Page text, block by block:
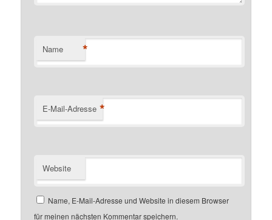
Name *
E-Mail-Adresse *
Website
Name, E-Mail-Adresse und Website in diesem Browser
für meinen nächsten Kommentar speichern.